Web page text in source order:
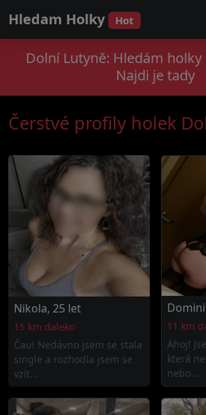
Hledam Holky Hot
Dolní Lutyně: Hledám holky
Najdi je tady
Čerstvé profily holek
Nikola, 25 let
15 km daleko
Čau! Nedávno jsem se stala
single a rozhodla jsem se
vzít...
11 km
Ahoj!
která
nebo...